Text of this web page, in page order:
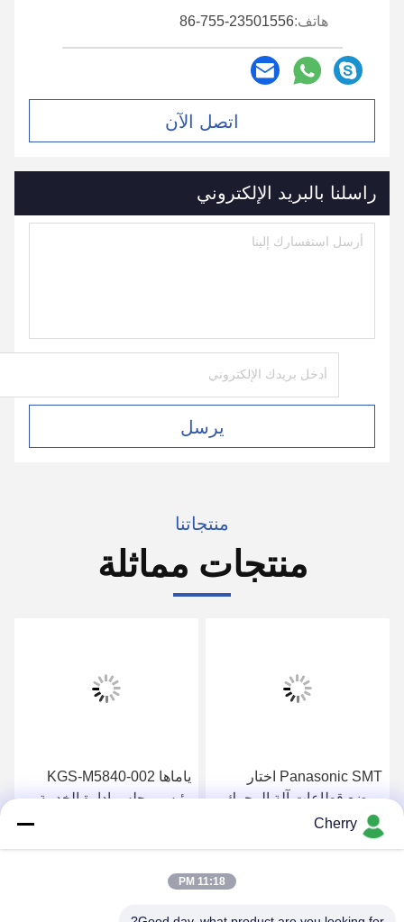
هاتف:86-755-23501556
اتصل الآن
راسلنا بالبريد الإلكتروني
يرسل
منتجاتنا
منتجات مماثلة
Panasonic SMT اختار
ووضع قطاعات آلة المحرك
N510056785AA
DU13H713S-02
ياماها KGS-M5840-002
رئيس مجلس إدارة الخدمة
Cherry
11:18 PM